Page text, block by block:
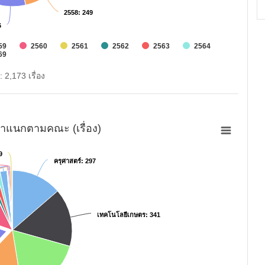
2558: 249
2558: 249
2560 2561 2562 2563
2564
2,173 เรื่อง
แนกตามคณะ (เรื่อง)
ครุศาสตร์: 297
ครุศาสตร์: 297
เทคโนโลยีเกษตร: 341
เทคโนโลยีเกษตร: 341